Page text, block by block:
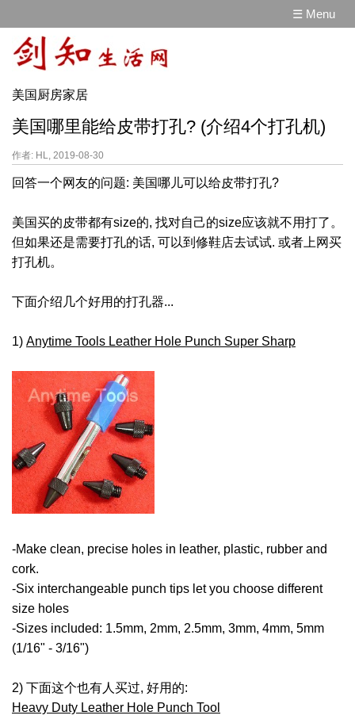
☰ Menu
美国厨房家居
美国哪里能给皮带打孔? (介绍4个打孔机)
作者: HL, 2019-08-30
回答一个网友的问题: 美国哪儿可以给皮带打孔?
美国买的皮带都有size的, 找对自己的size应该就不用打了。
但如果还是需要打孔的话, 可以到修鞋店去试试. 或者上网买
打孔机。
下面介绍几个好用的打孔器...
1) Anytime Tools Leather Hole Punch Super Sharp
-Make clean, precise holes in leather, plastic, rubber and
cork.
-Six interchangeable punch tips let you choose different
size holes
-Sizes included: 1.5mm, 2mm, 2.5mm, 3mm, 4mm, 5mm
(1/16" - 3/16")
2) 下面这个也有人买过, 好用的:
Heavy Duty Leather Hole Punch Tool